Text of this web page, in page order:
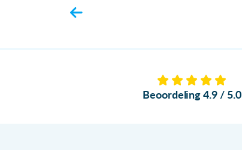
Beoordeling 4.9 / 5.0